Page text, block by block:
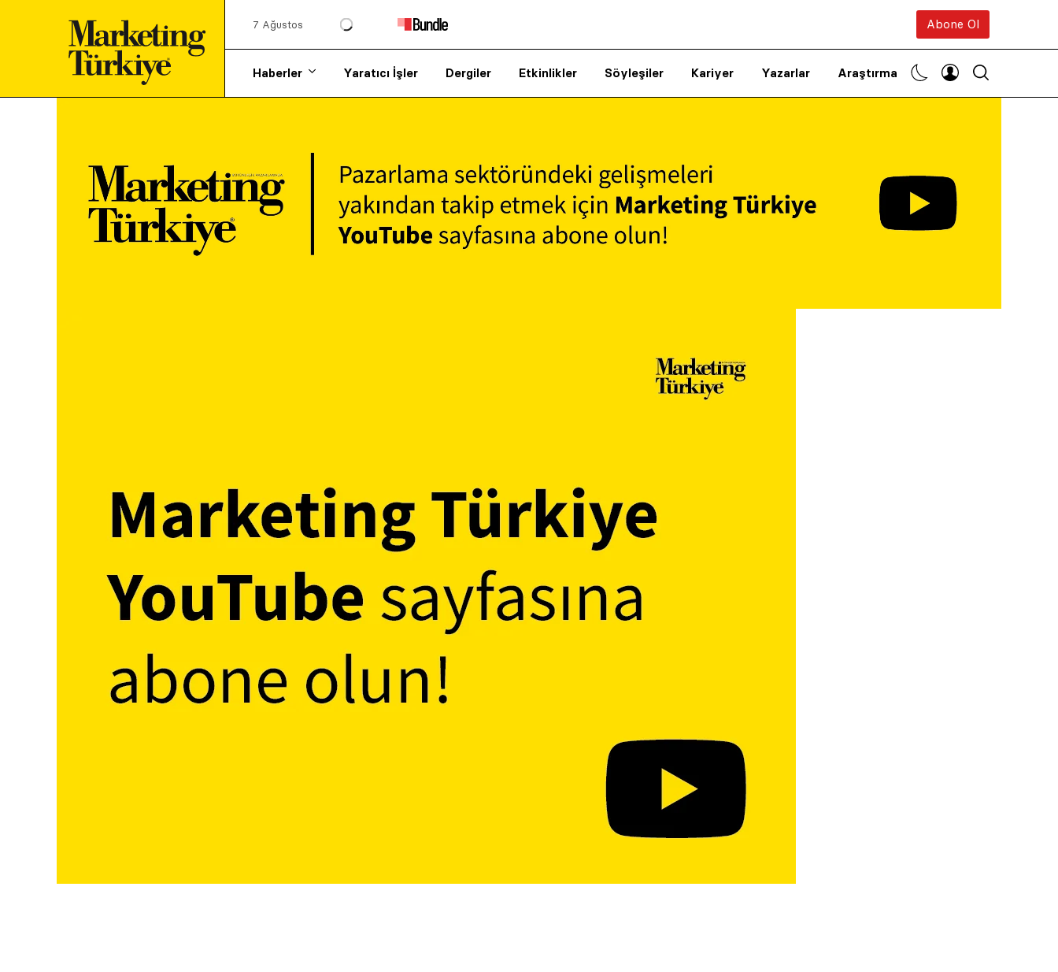
7 Ağustos Abone Ol
Haberler Yaratıcı İşler Dergiler Etkinlikler Söyleşiler Kariyer Yazarlar Araştırma